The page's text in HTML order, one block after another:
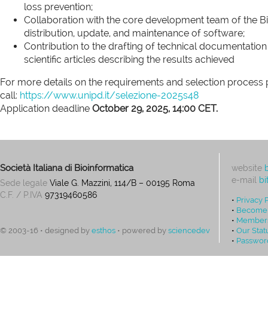
loss prevention;
Collaboration with the core development team of the
distribution, update, and maintenance of software;
Contribution to the drafting of technical
scientific articles describing the results achieved
For more details on the requirements and selection process
call: https://www.unipd.it/selezione-2025s48
Application deadline October 29, 2025, 14:00 CET.
Società Italiana di Bioinformatica
Sede legale Viale G. Mazzini, 114/B – 00195 Roma
C.F. / P.IVA 97319460586
© 2003-16 • designed by esthos • powered by sciencedev
website
e-mail
• Privacy
•
•
• Our
•